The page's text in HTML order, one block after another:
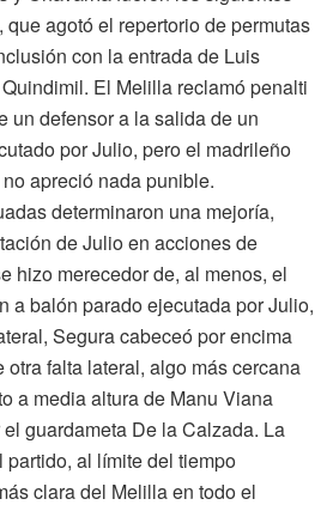
que agotó el repertorio de permutas
con la entrada de Luis
El Melilla reclamó penalti
un defensor a la salida de un
por Julio, pero el madrileño
apreció nada punible.
determinaron una mejoría,
de Julio en acciones de
hizo merecedor de, al menos, el
a balón parado ejecutada por Julio,
Segura cabeceó por encima
falta lateral, algo más cercana
a media altura de Manu Viana
guardameta De la Calzada. La
al límite del tiempo
clara del Melilla en todo el